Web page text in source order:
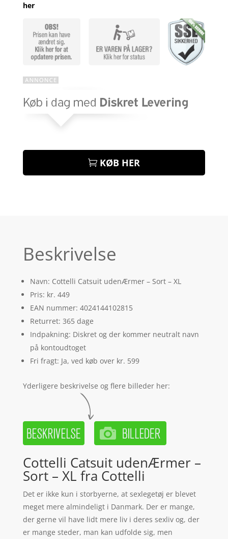
her
KØB HER
Beskrivelse
Navn: Cottelli Catsuit udenÆrmer – Sort – XL
Pris: kr. 449
EAN nummer: 4024144102815
Returret: 365 dage
Indpakning: Diskret og der kommer neutralt navn
på kontoudtoget
Fri fragt: Ja, ved køb over kr. 599
Yderligere beskrivelse og flere billeder her:
Cottelli Catsuit udenÆrmer –
Sort – XL fra Cottelli
Det er ikke kun i storbyerne, at sexlegetøj er blevet
meget mere almindeligt i Danmark. Der er mange,
der gerne vil have lidt mere liv i deres sexliv og, der
er mange steder, man kan udfolde sig, men